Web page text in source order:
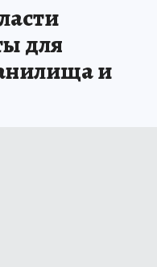
для
и